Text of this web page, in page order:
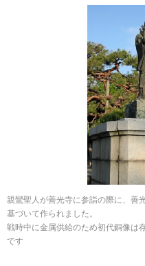
親鸞聖人が善光寺に参詣の際に、善
基づいて作られました。
戦時中に金属供給のため初代銅像は
です